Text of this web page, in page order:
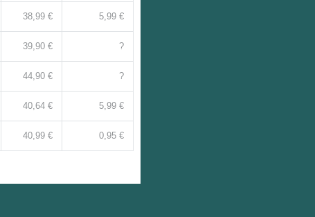
38,99 € 5,99 €
39,90 € ?
44,90 € ?
40,64 € 5,99 €
40,99 € 0,95 €